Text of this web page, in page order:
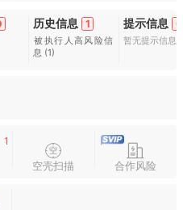
历史信息 1
被执行人高风险信
息 (1)
提示信息 0
暂无提示信息
1
空壳扫描 合作风险